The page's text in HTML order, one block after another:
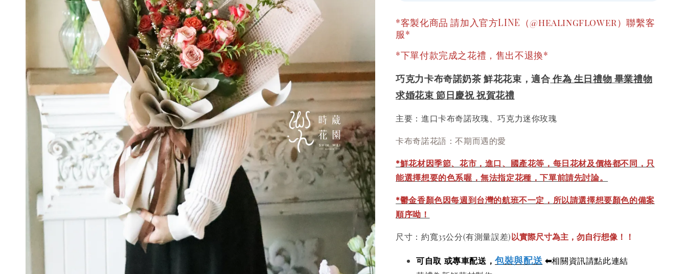
*客製化商品 請加入官方LINE（@healingflower）聯繫客
服*
*下單付款完成之花禮，售出不退換*
巧克力卡布奇諾奶茶 鮮花花束 ，適合 作為 生日禮物 畢業禮物
求婚花束 節日慶祝 祝賀花禮
主要：進口卡布奇諾玫瑰、巧克力迷你玫瑰
卡布奇諾花語：不期而遇的愛
*鮮花材因季節、花市，進口、國產花等，每日花材及價格都不同，只
能選擇想要的色系喔，無法指定花種，下單前請先討論。
*鬱金香顏色因每週到台灣的航班不一定，所以請選擇想要顏色的備案
順序呦！
尺寸：約寬35公分(有測量誤差)以實際尺寸為主，勿自行想像！！
可自取 或專車配送，包裝與配送 ⬅相關資訊請點此連結